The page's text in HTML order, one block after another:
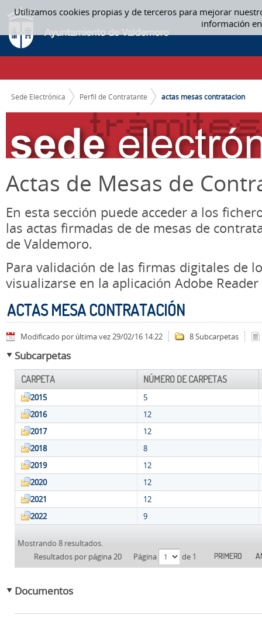
Utilizamos cookies propias y de terceros para mejorar
información
Saltar al contenido
ACTAS MESA CONTRATACIÓN - ACTAS MESAS CONTRATACION
CAMINO DE MIGAS
Sede Electrónica Perfil de Contratante actas mesas contratacion
Actas de Mesas de
En esta sección puede acceder a los
las actas firmadas de de mesas de
de Valdemoro.
Para validación de las firmas digitales de
visualizarse en la aplicación Adobe Reader
ACTAS MESA CONTRATACIÓN
Modificado por última vez 29/02/16 14:22 8 Subcarpetas
Subcarpetas
CARPETA NÚMERO DE CARPETAS
2015
5
2016
12
2017
12
2018
8
2019
12
2020
12
2021
12
2022
9
Mostrando 8 resultados.
Resultados por página 20
Página de 1 PRIMERO
Documentos